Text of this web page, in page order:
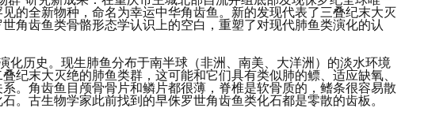
的全新物种，命名为幸运中华角齿鱼。新的发现代表了三叠纪末大灭
角齿鱼类骨骼形态学认识上的空白，重塑了对现代肺鱼类演化的认
化历史。现生肺鱼分布于南半球（非洲、南美、大洋洲）的淡水环境
纪末大灭绝的肺鱼类群，这可能和它们具有类似肺的鳔、适应缺氧、
。角齿鱼目颅骨骨片和鳞片都很薄，脊椎是软骨质的，鳍条很容易散
。古生物学家此前找到的早侏罗世角齿鱼类化石都是零散的齿板。